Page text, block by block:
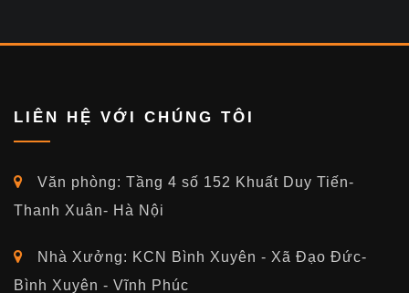
LIÊN HỆ VỚI CHÚNG TÔI
Văn phòng: Tầng 4 số 152 Khuất Duy Tiến-
Thanh Xuân- Hà Nội
Nhà Xưởng: KCN Bình Xuyên - Xã Đạo Đức-
Bình Xuyên - Vĩnh Phúc